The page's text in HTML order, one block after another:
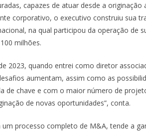
capazes de atuar desde a
corporativo, o executivo construiu sua
na qual participou da operação de
milhões.
2023, quando entrei como diretor
aumentam, assim como as
de chave e com o maior número de
de novas oportunidades”, conta.
um processo completo de M&A, tende a